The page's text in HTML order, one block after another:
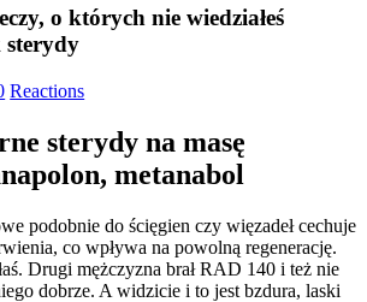
o których nie wiedziałeś
sterydy
Reactions
sterydy na masę
metanabol
podobnie do ścięgien czy więzadeł cechuje
co wpływa na powolną regenerację.
Drugi mężczyzna brał RAD 140 i też nie
dobrze. A widzicie i to jest bzdura, laski